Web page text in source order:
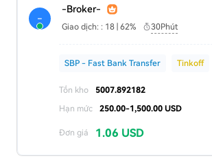
-
-Broker-
Giao dịch: : 18 | 62% 30Phút
SBP - Fast Bank Transfer Tinkoff
Tồn kho
5007.892182
Hạn mức
250.00-1,500.00 USD
Đơn giá 1.06 USD